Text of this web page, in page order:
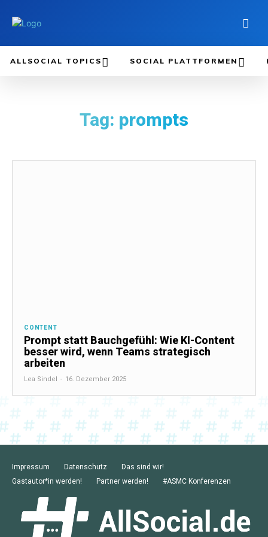
ALLSOCIAL TOPICS SOCIAL PLATTFORMEN
Tag: prompts
CONTENT
Prompt statt Bauchgefühl: Wie KI-Content
besser wird, wenn Teams strategisch
arbeiten
Lea Sindel - 16. Dezember 2025
Impressum Datenschutz
Das sind wir!
Gastautor*in werden!
Partner werden! #ASMC Konferenzen